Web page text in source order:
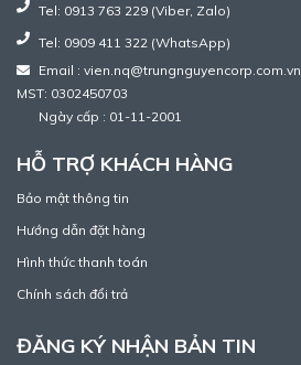
Tel: 0913 763 229 (Viber, Zalo)
Tel: 0909 411 322 (WhatsApp)
Email : vien.nq@trungnguyencorp.com.vn
MST: 0302450703
Ngày cấp : 01-11-2001
HỖ TRỢ KHÁCH HÀNG
Bảo mật thông tin
Hướng dẫn đặt hàng
Hình thức thanh toán
Chính sách đổi trả
ĐĂNG KÝ NHẬN BẢN TIN